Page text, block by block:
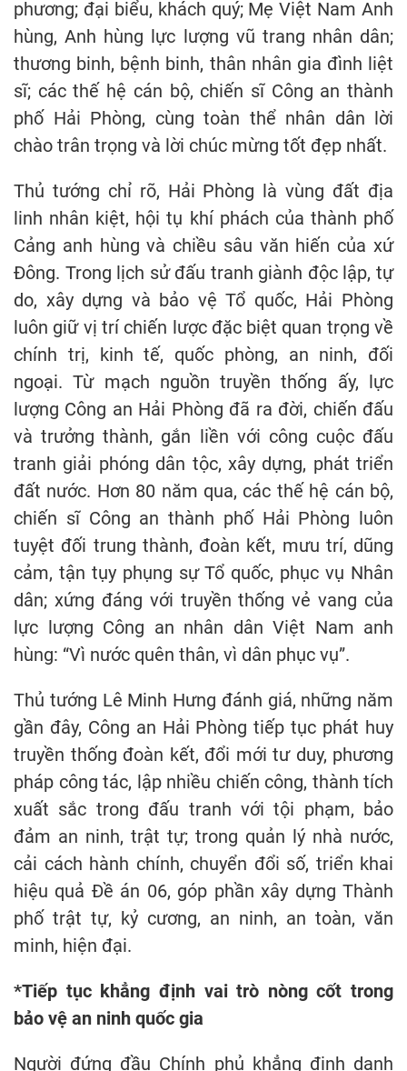
phương; đại biểu, khách quý; Mẹ Việt Nam Anh
hùng, Anh hùng lực lượng vũ trang nhân dân;
thương binh, bệnh binh, thân nhân gia đình liệt
sĩ; các thế hệ cán bộ, chiến sĩ Công an thành
phố Hải Phòng, cùng toàn thể nhân dân lời
chào trân trọng và lời chúc mừng tốt đẹp nhất.
Thủ tướng chỉ rõ, Hải Phòng là vùng đất địa
linh nhân kiệt, hội tụ khí phách của thành phố
Cảng anh hùng và chiều sâu văn hiến của xứ
Đông. Trong lịch sử đấu tranh giành độc lập, tự
do, xây dựng và bảo vệ Tổ quốc, Hải Phòng
luôn giữ vị trí chiến lược đặc biệt quan trọng về
chính trị, kinh tế, quốc phòng, an ninh, đối
ngoại. Từ mạch nguồn truyền thống ấy, lực
lượng Công an Hải Phòng đã ra đời, chiến đấu
và trưởng thành, gắn liền với công cuộc đấu
tranh giải phóng dân tộc, xây dựng, phát triển
đất nước. Hơn 80 năm qua, các thế hệ cán bộ,
chiến sĩ Công an thành phố Hải Phòng luôn
tuyệt đối trung thành, đoàn kết, mưu trí, dũng
cảm, tận tụy phụng sự Tổ quốc, phục vụ Nhân
dân; xứng đáng với truyền thống vẻ vang của
lực lượng Công an nhân dân Việt Nam anh
hùng: “Vì nước quên thân, vì dân phục vụ”.
Thủ tướng Lê Minh Hưng đánh giá, những năm
gần đây, Công an Hải Phòng tiếp tục phát huy
truyền thống đoàn kết, đổi mới tư duy, phương
pháp công tác, lập nhiều chiến công, thành tích
xuất sắc trong đấu tranh với tội phạm, bảo
đảm an ninh, trật tự; trong quản lý nhà nước,
cải cách hành chính, chuyển đổi số, triển khai
hiệu quả Đề án 06, góp phần xây dựng Thành
phố trật tự, kỷ cương, an ninh, an toàn, văn
minh, hiện đại.
*Tiếp tục khẳng định vai trò nòng cốt trong
bảo vệ an ninh quốc gia
Người đứng đầu Chính phủ khẳng định danh